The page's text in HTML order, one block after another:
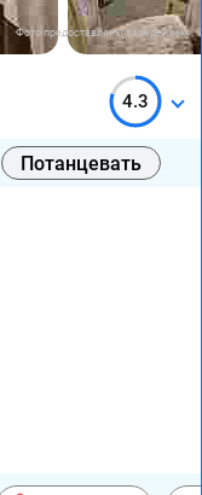
Фото предоставлены заведением
4.3
Потанцевать